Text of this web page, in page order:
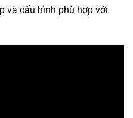
và cấu hình phù hợp với